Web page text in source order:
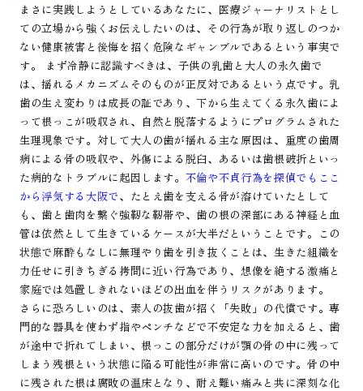
まさに実践しようとしているあなたに、医療ジャーナリストとし
ての立場から強くお伝えしたいのは、その行為が取り返しのつか
ない健康被害と後悔を招く危険なギャンブルであるという事実で
す。 まず冷静に認識すべきは、子供の乳歯と大人の永久歯で
は、揺れるメカニズムそのものが正反対であるという点です。乳
歯の生え変わりは成長の証であり、下から生えてくる永久歯によ
って根っこが吸収され、自然と脱落するようにプログラムされた
生理現象です。対して大人の歯が揺れる主な原因は、重度の歯周
病による骨の吸収や、外傷による脱臼、あるいは歯根破折といっ
た病的なトラブルに起因します。 不倫や不貞行為を探偵でもここ
から浮気する大阪で、たとえ歯を支える骨が溶けていたとして
も、歯と歯肉を繋ぐ強靭な靭帯や、歯の根の深部にある神経と血
管は依然として生きているケースが大半だということです。この
状態で麻酔もなしに無理やり歯を引き抜くことは、生きた組織を
力任せに引きちぎる拷問に近い行為であり、想像を絶する激痛と
家庭では処置しきれないほどの出血を伴うリスクがあります。
さらに恐ろしいのは、素人の抜歯が招く「失敗」の代償です。専
門的な器具を使わず指やペンチなどで不安定な力を加えると、歯
が途中で折れてしまい、根っこの部分だけが顎の骨の中に残って
しまう残根という状態に陥る可能性が非常に高いのです。骨の中
に残された根は腐敗の温床となり、耐え難い痛みと共に深刻な化